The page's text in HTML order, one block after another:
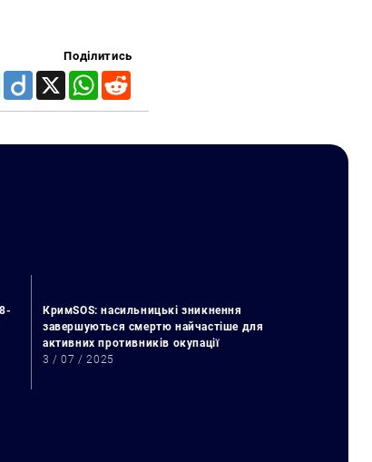
Поділитись
Messenger
Diigo X WhatsApp
КримSOS: насильницькі зникнення
завершуються смертю найчастіше для
активних противників окупації
3 / 07 / 2025